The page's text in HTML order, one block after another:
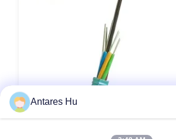
Antares Hu